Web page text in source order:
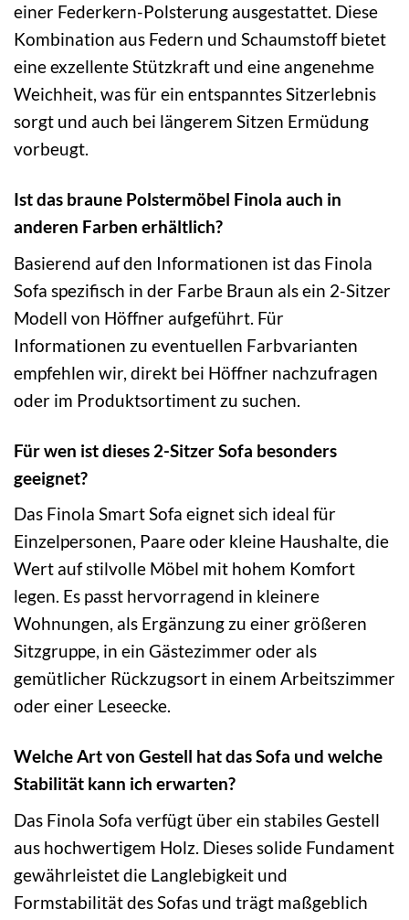
einer Federkern-Polsterung ausgestattet. Diese
Kombination aus Federn und Schaumstoff bietet
eine exzellente Stützkraft und eine angenehme
Weichheit, was für ein entspanntes Sitzerlebnis
sorgt und auch bei längerem Sitzen Ermüdung
vorbeugt.
Ist das braune Polstermöbel Finola auch in
anderen Farben erhältlich?
Basierend auf den Informationen ist das Finola
Sofa spezifisch in der Farbe Braun als ein 2-Sitzer
Modell von Höffner aufgeführt. Für
Informationen zu eventuellen Farbvarianten
empfehlen wir, direkt bei Höffner nachzufragen
oder im Produktsortiment zu suchen.
Für wen ist dieses 2-Sitzer Sofa besonders
geeignet?
Das Finola Smart Sofa eignet sich ideal für
Einzelpersonen, Paare oder kleine Haushalte, die
Wert auf stilvolle Möbel mit hohem Komfort
legen. Es passt hervorragend in kleinere
Wohnungen, als Ergänzung zu einer größeren
Sitzgruppe, in ein Gästezimmer oder als
gemütlicher Rückzugsort in einem Arbeitszimmer
oder einer Leseecke.
Welche Art von Gestell hat das Sofa und welche
Stabilität kann ich erwarten?
Das Finola Sofa verfügt über ein stabiles Gestell
aus hochwertigem Holz. Dieses solide Fundament
gewährleistet die Langlebigkeit und
Formstabilität des Sofas und trägt maßgeblich